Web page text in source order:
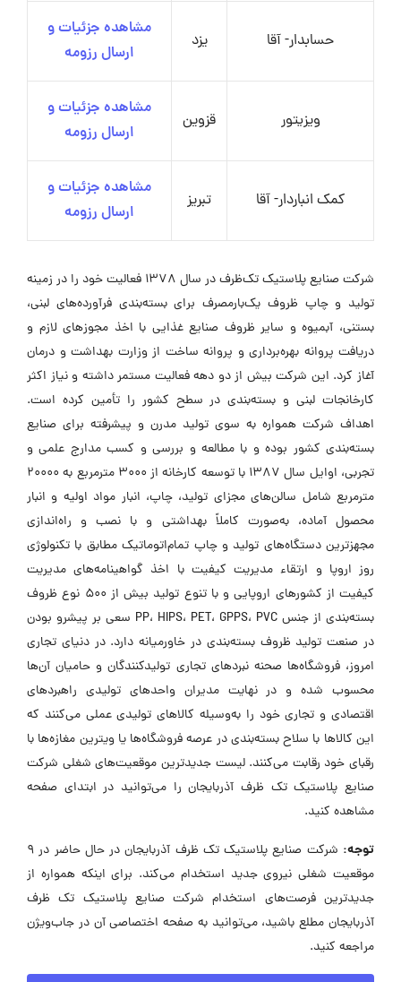
حسابدار- آقا یزد
مشاهده جزئیات و
ارسال رزومه
ویزیتور قزوین
مشاهده جزئیات و
ارسال رزومه
کمک انباردار- آقا تبریز
مشاهده جزئیات و
ارسال رزومه
شرکت صنایع پلاستیک تک‌ظرف در سال 1378 فعالیت خود را در زمینه
تولید و چاپ ظروف یک‌بارمصرف برای بسته‌بندی فرآورده‌های لبنی،
بستنی، آبمیوه و سایر ظروف صنایع غذایی با اخذ مجوزهای لازم و
دریافت پروانه بهره‌برداری و پروانه ساخت از وزارت بهداشت و درمان
آغاز کرد. این شرکت بیش از دو دهه فعالیت مستمر داشته و نیاز اکثر
کارخانجات لبنی و بسته‌بندی در سطح کشور را تأمین کرده است.
اهداف شرکت همواره به سوی تولید مدرن و پیشرفته برای صنایع
بسته‌بندی کشور بوده و با مطالعه و بررسی و کسب مدارج علمی و
تجربی، اوایل سال 1387 با توسعه کارخانه از 3000 مترمربع به 20000
مترمربع شامل سالن‌های مجزای تولید، چاپ، انبار مواد اولیه و انبار
محصول آماده، به‌صورت کاملاً بهداشتی و با نصب و راه‌اندازی
مجهزترین دستگاه‌های تولید و چاپ تمام‌اتوماتیک مطابق با تکنولوژی
روز اروپا و ارتقاء مدیریت کیفیت با اخذ گواهینامه‌های مدیریت
کیفیت از کشورهای اروپایی و با تنوع تولید بیش از 500 نوع ظروف
بسته‌بندی از جنس PP، HIPS، PET، GPPS، PVC سعی بر پیشرو بودن
در صنعت تولید ظروف بسته‌بندی در خاورمیانه دارد. در دنیای تجاری
امروز، فروشگاه‌ها صحنه نبردهای تجاری تولیدکنندگان و حامیان آن‌ها
محسوب شده و در نهایت مدیران واحدهای تولیدی راهبردهای
اقتصادی و تجاری خود را به‌وسیله کالاهای تولیدی عملی می‌کنند که
این کالاها با سلاح بسته‌بندی در عرصه فروشگاه‌ها یا ویترین مغازه‌ها با
رقبای خود رقابت می‌کنند. لیست جدیدترین موقعیت‌های شغلی شرکت
صنایع پلاستیک تک ظرف آذربایجان را می‌توانید در ابتدای صفحه
مشاهده کنید.
توجه:
شرکت صنایع پلاستیک تک ظرف آذربایجان در حال حاضر در ۹
موقعیت شغلی نیروی جدید استخدام می‌کند. برای اینکه همواره از
جدیدترین فرصت‌های استخدام شرکت صنایع پلاستیک تک ظرف
آذربایجان مطلع باشید، می‌توانید به صفحه اختصاصی آن در جاب‌ویژن
مراجعه کنید.